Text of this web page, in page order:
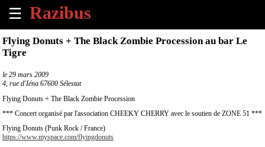
☰
×
Accueil
Tous
les
évènements
à
venir
Flying Donuts + The Black Zombie Procession au bar Le
Tigre
le 29 mars 2009
4, rue d'Iéna 67600 Sélestat
Flying Donuts + The Black Zombie Procession
*** Concert organisé par l'association CHEEKY CHERRY avec le soutien de ZONE 51 ***
Flying Donuts (Punk Rock / France)
https://www.myspace.com/flyingdonuts